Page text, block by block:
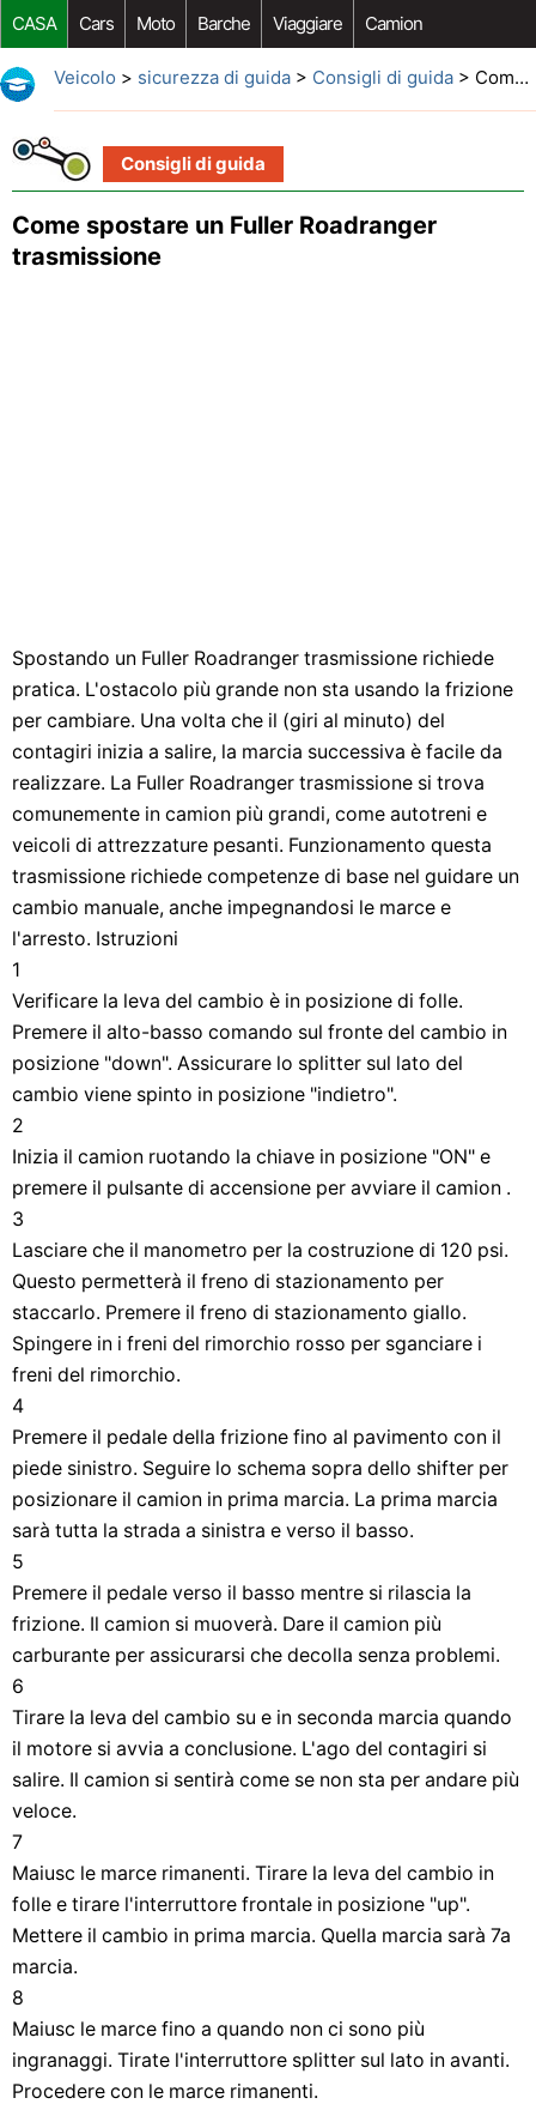
CASA Cars Moto Barche Viaggiare Camion
Riparazione Auto Acquisto Auto Car Opzioni Aftermarket
Veicolo > sicurezza di guida> Consigli di guida> Come spostare un Fuller Roadranger trasmissione
Consigli di guida
Come spostare un Fuller Roadranger
trasmissione
Spostando un Fuller Roadranger trasmissione richiede
pratica. L'ostacolo più grande non sta usando la frizione
per cambiare. Una volta che il (giri al minuto) del
contagiri inizia a salire, la marcia successiva è facile da
realizzare. La Fuller Roadranger trasmissione si trova
comunemente in camion più grandi, come autotreni e
veicoli di attrezzature pesanti. Funzionamento questa
trasmissione richiede competenze di base nel guidare un
cambio manuale, anche impegnandosi le marce e
l'arresto. Istruzioni
1
Verificare la leva del cambio è in posizione di folle.
Premere il alto-basso comando sul fronte del cambio in
posizione "down". Assicurare lo splitter sul lato del
cambio viene spinto in posizione "indietro".
2
Inizia il camion ruotando la chiave in posizione "ON" e
premere il pulsante di accensione per avviare il camion .
3
Lasciare che il manometro per la costruzione di 120 psi.
Questo permetterà il freno di stazionamento per
staccarlo. Premere il freno di stazionamento giallo.
Spingere in i freni del rimorchio rosso per sganciare i
freni del rimorchio.
4
Premere il pedale della frizione fino al pavimento con il
piede sinistro. Seguire lo schema sopra dello shifter per
posizionare il camion in prima marcia. La prima marcia
sarà tutta la strada a sinistra e verso il basso.
5
Premere il pedale verso il basso mentre si rilascia la
frizione. Il camion si muoverà. Dare il camion più
carburante per assicurarsi che decolla senza problemi.
6
Tirare la leva del cambio su e in seconda marcia quando
il motore si avvia a conclusione. L'ago del contagiri si
salire. Il camion si sentirà come se non sta per andare più
veloce.
7
Maiusc le marce rimanenti. Tirare la leva del cambio in
folle e tirare l'interruttore frontale in posizione "up".
Mettere il cambio in prima marcia. Quella marcia sarà 7a
marcia.
8
Maiusc le marce fino a quando non ci sono più
ingranaggi. Tirate l'interruttore splitter sul lato in avanti.
Procedere con le marce rimanenti.